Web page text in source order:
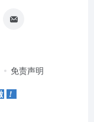
免责声明